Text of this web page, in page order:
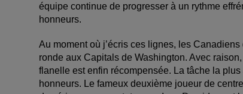
équipe continue de progresser à un rythme
honneurs.
Au moment où j’écris ces lignes, les
ronde aux Capitals de Washington. Avec
flanelle est enfin récompensée. La tâche la
honneurs. Le fameux deuxième joueur de